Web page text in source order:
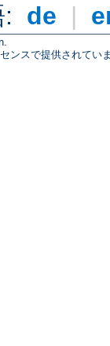
de |
ンスで提供されてい